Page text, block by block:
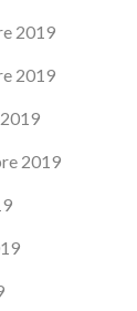
2019
2019
2019